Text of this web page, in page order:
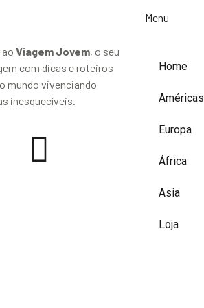
Viagem Jovem, o seu
com dicas e roteiros
mundo vivenciando
inesquecíveis.
Menu
Home
Américas
Europa
África
Asia
Loja